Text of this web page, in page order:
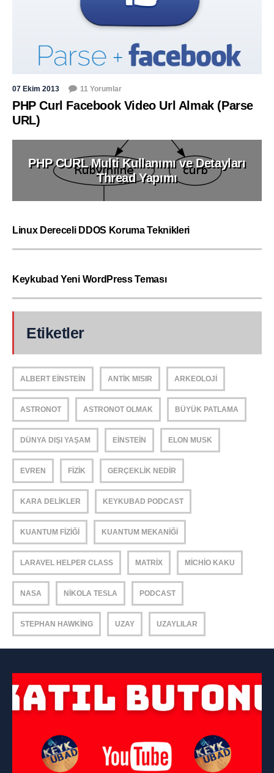
07 Ekim 2013 11 Yorumlar
PHP Curl Facebook Video Url Almak (Parse
URL)
PHP CURL Multi Kullanımı ve Detayları
Thread Yapımı
Linux Dereceli DDOS Koruma Teknikleri
Keykubad Yeni WordPress Teması
Etiketler
ALBERT EINSTEIN ANTIK MISIR ARKEOLOJI
ASTRONOT ASTRONOT OLMAK BÜYÜK PATLAMA
DÜNYA DIŞI YAŞAM EINSTEIN ELON MUSK
EVREN FIZIK GERÇEKLIK NEDIR
KARA DELIKLER KEYKUBAD PODCAST
KUANTUM FIZIĞI KUANTUM MEKANIĞI
LARAVEL HELPER CLASS MATRIX MICHIO KAKU
NASA NIKOLA TESLA PODCAST
STEPHAN HAWKING UZAY UZAYLILAR